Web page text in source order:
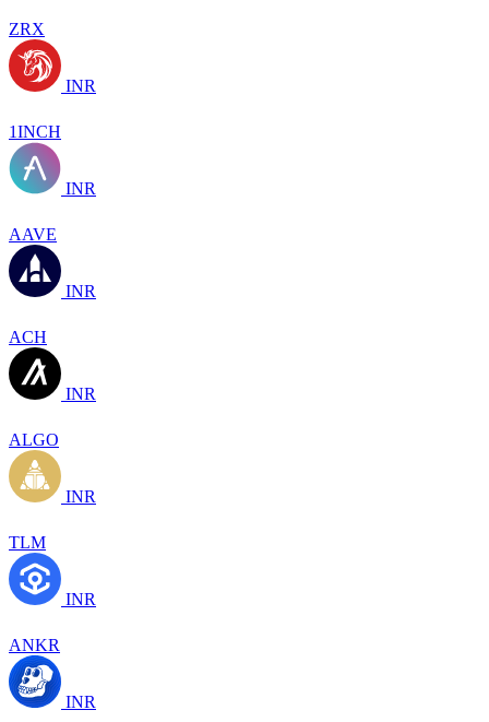
ZRX
INR
1INCH
INR
AAVE
INR
ACH
INR
ALGO
INR
TLM
INR
ANKR
INR